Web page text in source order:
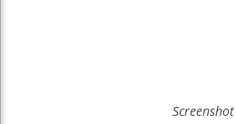
Screenshot